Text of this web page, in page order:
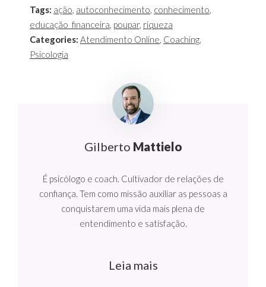
Tags: ação, autoconhecimento, conhecimento,
educação_financeira, poupar, riqueza
Categories: Atendimento Online, Coaching,
Psicologia
Gilberto Mattielo
É psicólogo e coach. Cultivador de relações de
confiança. Tem como missão auxiliar as pessoas a
conquistarem uma vida mais plena de
entendimento e satisfação.
Leia mais